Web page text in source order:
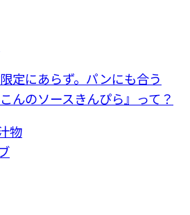
定にあらず。パンにも合う
んのソースきんぴら』って？
物